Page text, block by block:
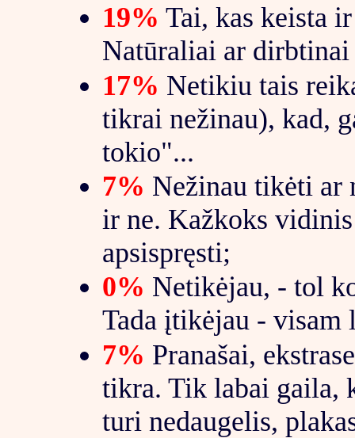
19% Tai, kas keista
Natūraliai ar
17% Netikiu tais
tikrai nežinau), kad,
tokio"...
7% Nežinau tikėti
ir ne. Kažkoks
apsispręsti;
0% Netikėjau, - tol
Tada įtikėjau -
7% Pranašai,
tikra. Tik labai gaila,
turi nedaugelis,